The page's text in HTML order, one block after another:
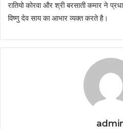
रातियो कोरवा और श्री बरसाती कमार ने
विष्णु देव साय का आभार व्यक्त करते है।